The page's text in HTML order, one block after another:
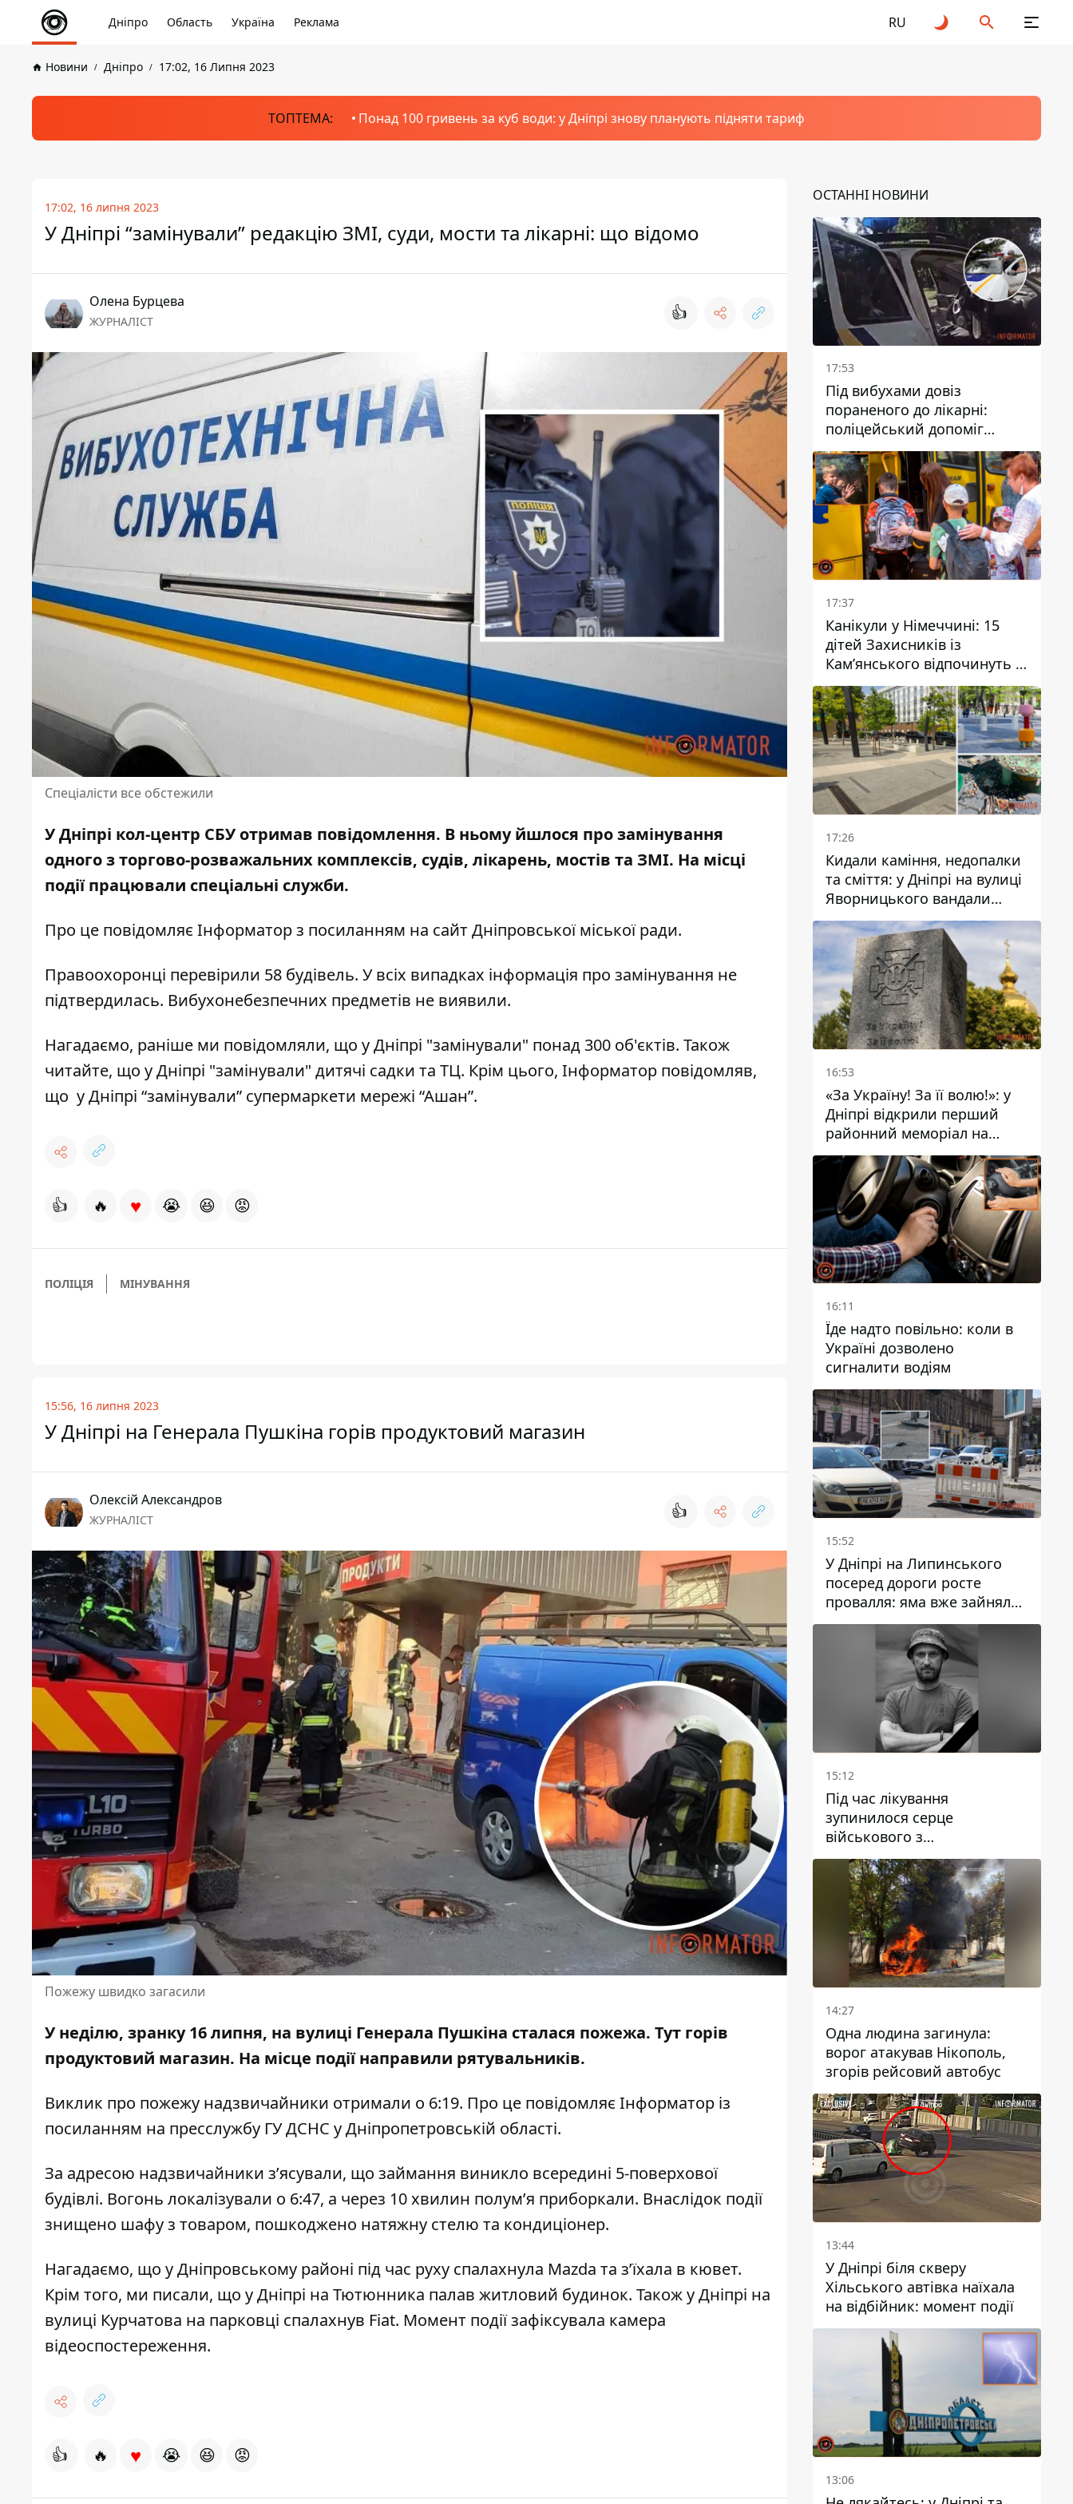
Дніпро Область Україна Реклама RU
Новини Дніпро 17:02, 16 Липня 2023
ТОПТЕМА: Понад 100 гривень за куб води: у Дніпрі знову планують підняти тариф
17:02, 16 липня 2023
У Дніпрі “замінували” редакцію ЗМІ, суди, мости та лікарні: що відомо
Олена Бурцева
ЖУРНАЛІСТ 👍
Спеціалісти все обстежили
У Дніпрі кол-центр СБУ отримав повідомлення. В ньому йшлося про замінування
одного зторгово-розважальних комплексів, судів, лікарень, мостів та ЗМІ. На місці
події працювали спеціальні служби.
Про це повідомляє Інформатор з посиланням на сайт Дніпровської міської ради.
Правоохоронці перевірили 58 будівель. У всіх випадках інформація про замінування не
підтвердилась. Вибухонебезпечних предметів не виявили.
Нагадаємо, раніше ми повідомляли, що у Дніпрі "замінували" понад 300 об'єктів. Також
читайте, що уДніпрі "замінували" дитячі садки та ТЦ. Крім цього, Інформатор повідомляв,
що у Дніпрі “замінували” супермаркети мережі “Ашан”.
👍 🔥 ♥ 😭 😆 😡
ПОЛІЦІЯ МІНУВАННЯ
15:56, 16 липня 2023
У Дніпрі на Генерала Пушкіна горів продуктовий магазин
Олексій Александров
ЖУРНАЛІСТ 👍
Пожежу швидко загасили
У неділю, зранку 16 липня, на вулиці Генерала Пушкіна сталася пожежа. Тут горів
продуктовий магазин. На місце події направили рятувальників.
Виклик про пожежу надзвичайники отримали о 6:19. Про це повідомляє Інформатор із
посиланням на пресслужбу ГУ ДСНС у Дніпропетровській області.
За адресою надзвичайники з’ясували, що займання виникло всередині 5-поверхової
будівлі. Вогонь локалізували о 6:47, а через 10 хвилин полум’я приборкали. Внаслідок події
знищено шафу з товаром, пошкоджено натяжну стелю та кондиціонер.
Нагадаємо, що у Дніпровському районі під час руху спалахнула Mazda та з’їхала в кювет.
Крім того, ми писали, що у Дніпрі на Тютюнника палав житловий будинок. Також у Дніпрі на
вулиці Курчатова на парковці спалахнув Fiat. Момент події зафіксувала камера
відеоспостереження.
👍 🔥 ♥ 😭 😆 😡
ОСТАННІ НОВИНИ
17:53
Під вибухами довіз
пораненого до лікарні:
поліцейський допоміг
постраждалому після атаки
на Кам’янський район
17:37
Канікули у Німеччині: 15
дітей Захисників із
Кам’янського відпочинуть у
Вупперталі
17:26
Кидали каміння, недопалки
та сміття: у Дніпрі на вулиці
Яворницького вандали
пошкодили питні фонтани
16:53
«За Україну! За її волю!»: у
Дніпрі відкрили перший
районний меморіал на
честь полеглих Захисників
16:11
Їде надто повільно: коли в
Україні дозволено
сигналити водіям
15:52
У Дніпрі на Липинського
посеред дороги росте
провалля: яма вже зайняла
смугу руху
15:12
Під час лікування
зупинилося серце
військового з
Дніпропетровської області
Ростислава Лупашка
14:27
Одна людина загинула:
ворог атакував Нікополь,
згорів рейсовий автобус
13:44
У Дніпрі біля скверу
Хільського автівка наїхала
на відбійник: момент події
13:06